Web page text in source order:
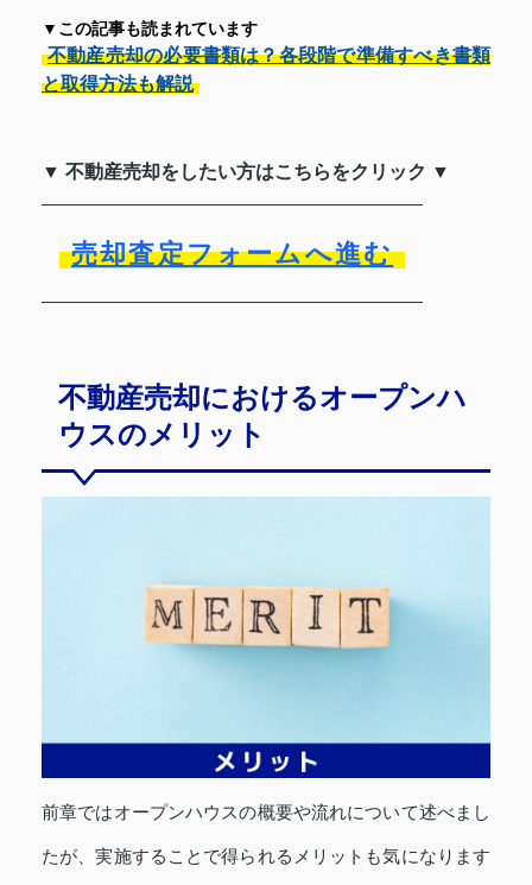
▼この記事も読まれています
不動産売却の必要書類は？各段階で準備すべき書類
と取得方法も解説
▼ 不動産売却をしたい方はこちらをクリック ▼
売却査定フォームへ進む
不動産売却におけるオープンハ
ウスのメリット
前章ではオープンハウスの概要や流れについて述べまし
たが、実施することで得られるメリットも気になります